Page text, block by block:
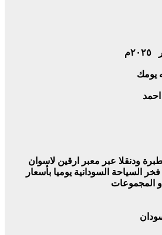
يومك
ودنقلا عبر معبر ارقين لاسوان
السياحة السودانية يوميا بأسعار
المجموعات